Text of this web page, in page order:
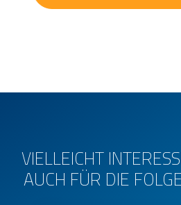
VIELLEICHT
AUCH FÜR DIE